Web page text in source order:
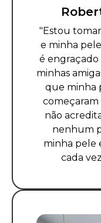
"Estou
e minha
é
minhas
que minha
não
nenhum
minha pele
cada